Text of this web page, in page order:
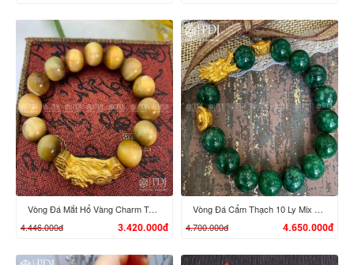
XEM CHI TIẾT XEM CHI TIẾT
Vòng Đá Mắt Hổ Vàng Charm Tỳ Hưu Cưỡi Gậy Như Ý Vàng 24K
4.446.000đ
3.420.000đ
Vòng Đá Cẩm Thạch 10 Ly Mix Đầu Rồng, Đĩnh Vàng 24K
4.700.000đ
4.650.000đ